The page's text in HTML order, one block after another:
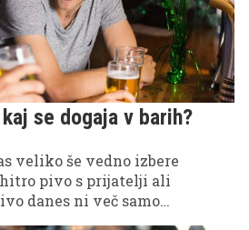
se dogaja v barih?
veliko še vedno izbere
pivo s prijatelji ali
danes ni več samo